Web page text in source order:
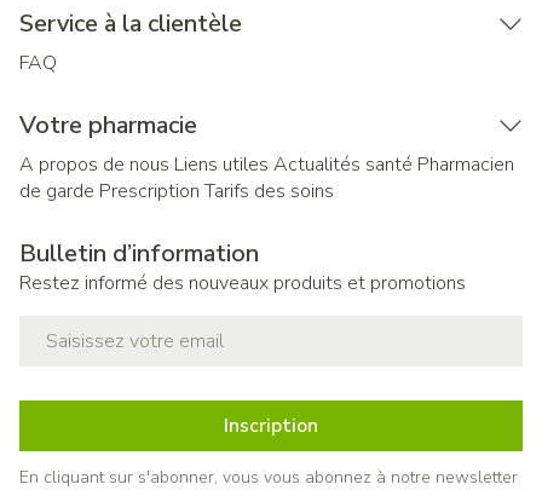
Service à la clientèle
FAQ
Votre pharmacie
A propos de nous Liens utiles Actualités santé Pharmacien
de garde Prescription Tarifs des soins
Bulletin d’information
Restez informé des nouveaux produits et promotions
Inscription
En cliquant sur s'abonner, vous vous abonnez à notre newsletter